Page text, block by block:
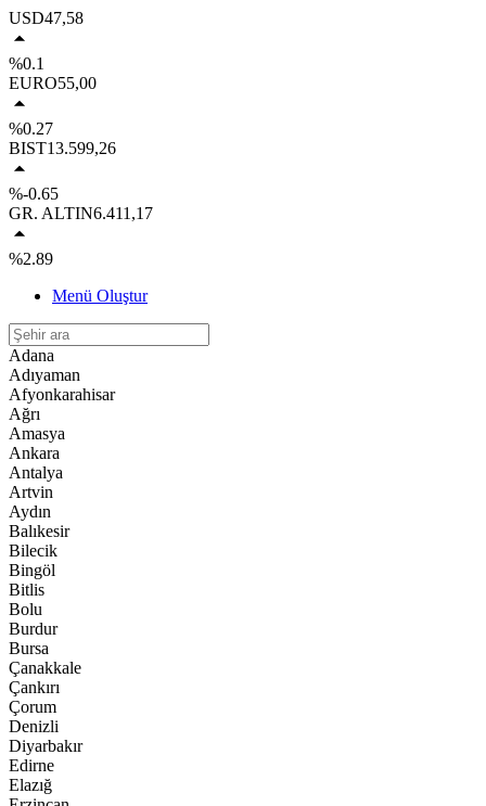
USD47,58
%0.1
EURO55,00
%0.27
BIST13.599,26
%-0.65
GR. ALTIN6.411,17
%2.89
Menü Oluştur
Adana
Adıyaman
Afyonkarahisar
Ağrı
Amasya
Ankara
Antalya
Artvin
Aydın
Balıkesir
Bilecik
Bingöl
Bitlis
Bolu
Burdur
Bursa
Çanakkale
Çankırı
Çorum
Denizli
Diyarbakır
Edirne
Elazığ